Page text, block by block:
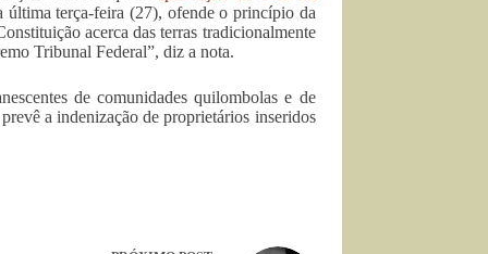
última terça-feira (27), ofende o princípio da
acerca das terras tradicionalmente
Tribunal Federal”, diz a nota.
de comunidades quilombolas e de
a indenização de proprietários inseridos